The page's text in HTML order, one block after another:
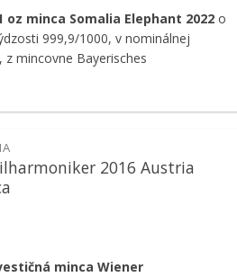
minca Somalia Elephant 2022 o
999,9/1000, v nominálnej
z mincovne Bayerisches
2016 Austria
minca Wiener